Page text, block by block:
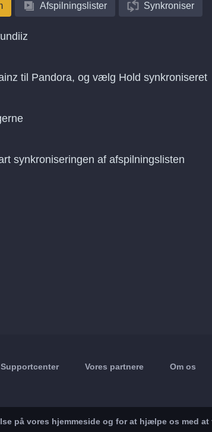
Afspilningslister Synkroniser
til Pandora, og vælg Hold synkroniseret
synkroniseringen af afspilningslisten
Supportcenter Vores partnere Om os
på vores hjemmeside og for at hjælpe os med